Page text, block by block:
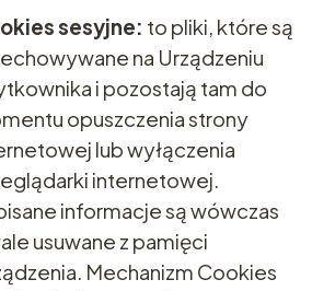
sesyjne: to pliki, które są
na Urządzeniu
i pozostają tam do
opuszczenia strony
lub wyłączenia
internetowej.
informacje są wówczas
usuwane z pamięci
Mechanizm Cookies